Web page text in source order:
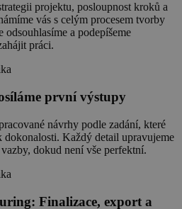
projektu, posloupnost kroků a
vás s celým procesem tvorby
odsouhlasíme a podepíšeme
práci.
první výstupy
návrhy podle zadání, které
dokonalosti. Každý detail upravujeme
dokud není vše perfektní.
Finalizace, export a